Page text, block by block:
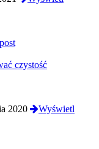
czystość
2020
Wyświetl